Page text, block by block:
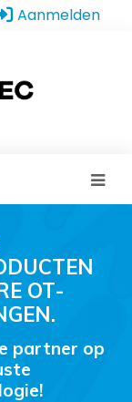
Aanmelden
OT-
partner op